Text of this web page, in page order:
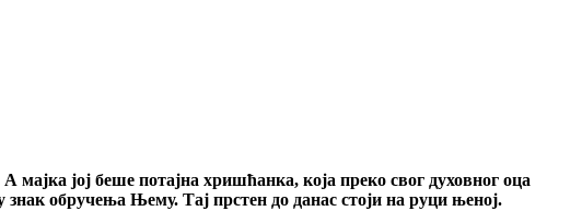
јој беше потајна хришћанка, која преко свог духовног оца
обручења Њему. Тај прстен до данас стоји на руци њеној.